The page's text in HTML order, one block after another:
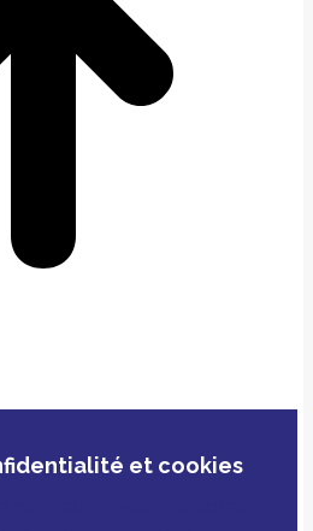
et cookies